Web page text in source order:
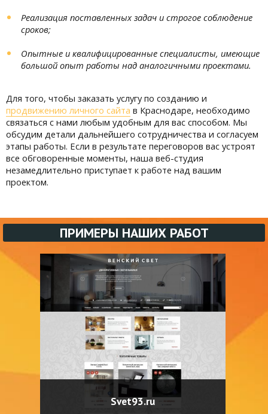
Реализация поставленных задач и строгое соблюдение
сроков;
Опытные и квалифицированные специалисты, имеющие
большой опыт работы над аналогичными проектами.
Для того, чтобы заказать услугу по созданию и
продвижению личного сайта в Краснодаре, необходимо
связаться с нами любым удобным для вас способом. Мы
обсудим детали дальнейшего сотрудничества и согласуем
этапы работы. Если в результате переговоров вас устроят
все обговоренные моменты, наша веб-студия
незамедлительно приступает к работе над вашим
проектом.
ПРИМЕРЫ НАШИХ РАБОТ
Svet93.ru